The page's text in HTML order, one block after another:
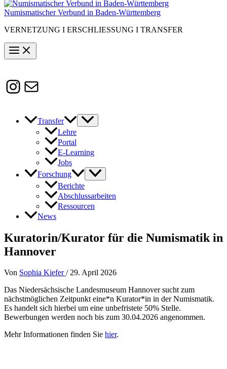
Numismatischer Verbund in Baden-Württemberg
VERNETZUNG I ERSCHLIESSUNG I TRANSFER
Instagram
Susanne.Boerner@zaw.uni-
heidelberg.de
Transfer
Lehre
Portal
E-Learning
Jobs
Forschung
Berichte
Abschlussarbeiten
Ressourcen
News
Kuratorin/Kurator für die Numismatik in
Hannover
Von Sophia Kiefer/29. April 2026
Das Niedersächsische Landesmuseum Hannover sucht zum
nächstmöglichen Zeitpunkt eine*n Kurator*in in der Numismatik.
Es handelt sich hierbei um eine unbefristete 50% Stelle.
Bewerbungen werden noch bis zum 30.04.2026 angenommen.
Mehr Informationen finden Sie hier.